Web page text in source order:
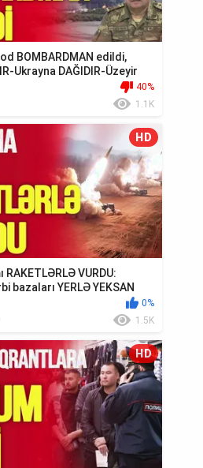
BOMBARDMAN edildi,
Ukrayna DAĞIDIR-Üzeyir
40%
1.1K
HD
RAKETLƏRLƏ VURDU:
bazaları YERLƏ YEKSAN
0%
1.5K
HD